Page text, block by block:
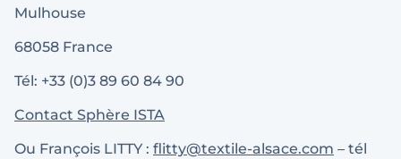
Mulhouse
68058 France
Tél: +33 (0)3 89 60 84 90
Contact Sphère ISTA
Ou François LITTY : flitty@textile-alsace.com – tél